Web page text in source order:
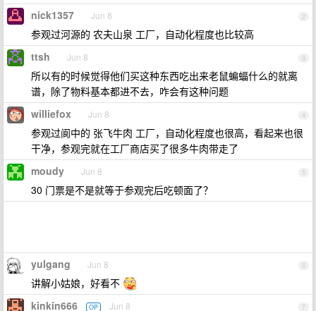
2
nick1357 Jun 8
参观过河源的 农夫山泉 工厂，自动化程度也比较高
3
ttsh Jun 8
所以有的时候觉得他们买这种东西吃出来老鼠蝙蝠什么的就离
谱，除了物料基本都进不去，咋会有这种问题
4
williefox Jun 8
参观过阆中的 张飞牛肉 工厂，自动化程度也很高，看起来也很
干净，参观完就在工厂商店买了很多牛肉带走了
5
moudy Jun 8
30 门票是不是就等于参观完后吃顿面了？
6
yulgang Jun 8
讲解小姑娘，好看不
7
kinkin666 OP Jun 8